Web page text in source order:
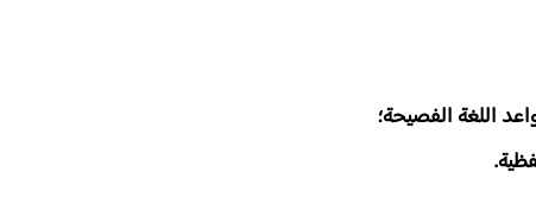
اللغة الفصيحة؛